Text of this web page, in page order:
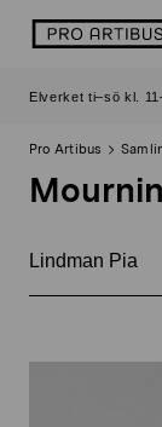
logo
Elverket ti–sö kl.
Pro Artibus
Lindman Pia